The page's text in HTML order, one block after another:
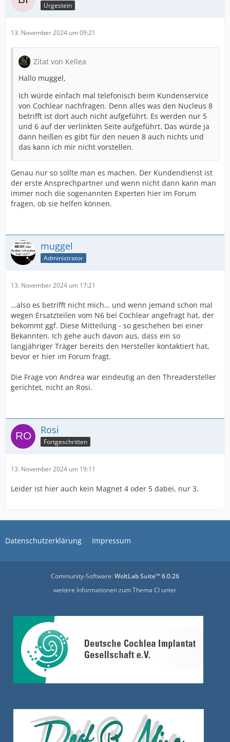
Urgestein
13. November 2024 um 09:21
Zitat von Kellea
Hallo muggel,
Ich würde einfach mal telefonisch beim Kundenservice
von Cochlear nachfragen. Denn alles was den Nucleus 8
betrifft ist dort auch nicht aufgeführt. Es werden nur 5
und 6 auf der verlinkten Seite aufgeführt. Das würde ja
dann heißen es gibt für den neuen 8 auch nichts und
das kann ich mir nicht vorstellen.
Genau nur so sollte man es machen. Der Kundendienst ist
der erste Ansprechpartner und wenn nicht dann kann man
immer noch die sogenannten Experten hier im Forum
fragen, ob sie helfen können.
muggel
Administrator
13. November 2024 um 17:21
…also es betrifft nicht mich… und wenn jemand schon mal
wegen Ersatzteilen vom N6 bei Cochlear angefragt hat, der
bekommt ggf. Diese Mitteilung - so geschehen bei einer
Bekannten. Ich gehe auch davon aus, dass ein so
langjähriger Träger bereits den Hersteller kontaktiert hat,
bevor er hier im Forum fragt.
Die Frage von Andrea war eindeutig an den Threadersteller
gerichtet, nicht an Rosi.
Rosi
Fortgeschritten
13. November 2024 um 19:11
Leider ist hier auch kein Magnet 4 oder 5 dabei, nur 3.
Datenschutzerklärung Impressum
Community-Software:WoltLab Suite™ 6.0.26
weitere Informationen zum Thema CI unter